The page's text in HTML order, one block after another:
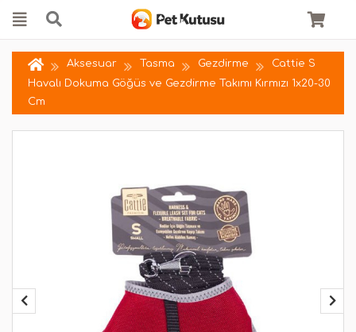
Aksesuar Tasma Gezdirme
Cattie S
Havalı Dokuma Göğüs ve Gezdirme Takımı Kırmızı 1x20-30
Cm